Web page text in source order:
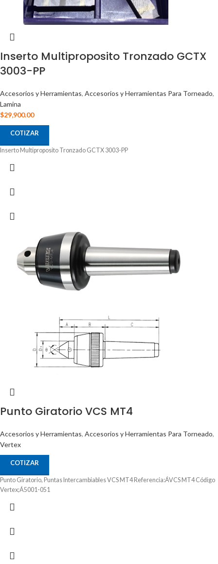
Inserto Multiproposito Tronzado GCTX
3003-PP
Accesorios y Herramientas, Accesorios y Herramientas Para Torneado,
Lamina
$29,900.00
COTIZAR
Inserto Multiproposito Tronzado GCTX 3003-PP
Punto Giratorio VCS MT4
Accesorios y Herramientas, Accesorios y Herramientas Para Torneado,
Vertex
COTIZAR
Punto Giratorio, Puntas Intercambiables VCS MT4 Referencia:ÁVCS MT4 Código
Vertex;Á5001-051